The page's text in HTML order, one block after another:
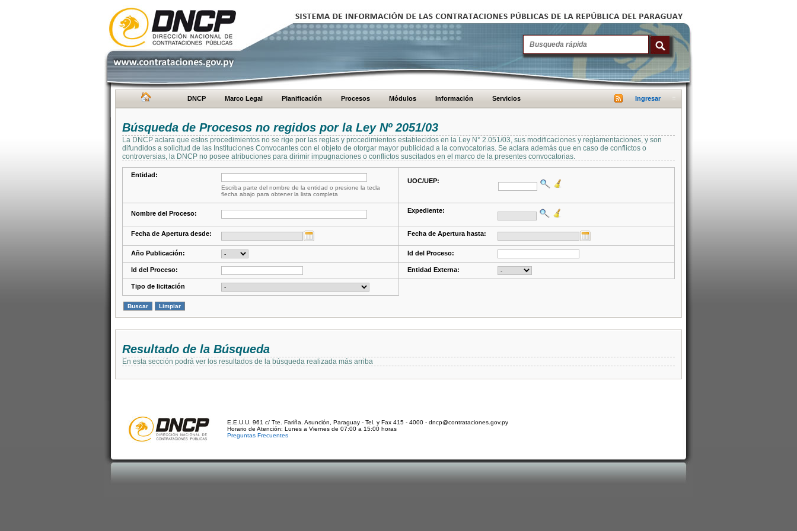
DNCP Marco Legal Planificación Procesos Módulos Información Servicios Ingresar
Búsqueda de Procesos no regidos por la Ley Nº 2051/03
La DNCP aclara que estos procedimientos no se rige por las reglas y procedimientos establecidos en la Ley N° 2.051/03, sus modificaciones y reglamentaciones, y son
difundidos a solicitud de las Instituciones Convocantes con el objeto de otorgar mayor publicidad a la convocatorias. Se aclara además que en caso de conflictos o
controversias, la DNCP no posee atribuciones para dirimir impugnaciones o conflictos suscitados en el marco de la presentes convocatorias.
Entidad:
Escriba parte del nombre de la entidad o presione la tecla
flecha abajo para obtener la lista completa
UOC/UEP:
Nombre del Proceso: Expediente:
Fecha de Apertura desde: Fecha de Apertura hasta:
Año Publicación: Id del Proceso:
Id del Proceso: Entidad Externa:
Tipo de licitación
Resultado de la Búsqueda
En esta sección podrá ver los resultados de la búsqueda realizada más arriba
E.E.U.U. 961 c/ Tte. Fariña. Asunción, Paraguay - Tel. y Fax 415 - 4000 - dncp@contrataciones.gov.py
Horario de Atención: Lunes a Viernes de 07:00 a 15:00 horas
Preguntas Frecuentes